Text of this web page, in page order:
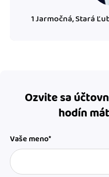
1 Jarmočná, Stará
Ozvite sa
hodín
Vaše meno*